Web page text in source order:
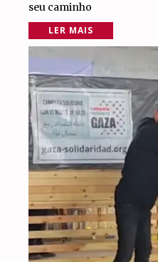
seu caminho
LER MAIS